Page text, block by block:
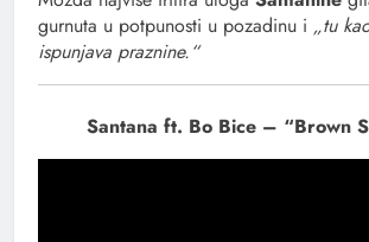
gurnuta u potpunosti u pozadinu i „tu
ispunjava praznine.“
Santana ft. Bo Bice – “Brown